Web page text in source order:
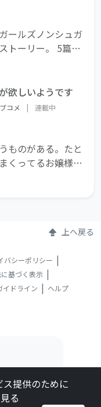
提供のために
る
ールズノンシュガ
トーリー。 5篇の
欲しいようです
コメ | 連載中
ものがある。たと
くってるお嬢様が
上へ戻る
バシーポリシー
基づく表示
イドライン ヘルプ